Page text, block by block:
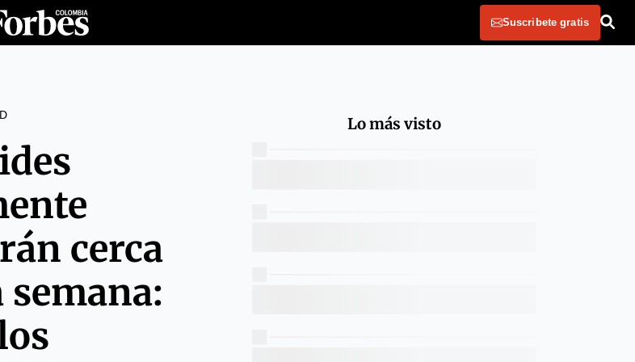
Suscribete gratis
cerca
semana:
Lo más visto